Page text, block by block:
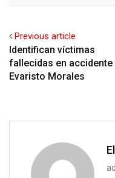
Previous article
Identifican víctimas
fallecidas en accidente
Evaristo Morales